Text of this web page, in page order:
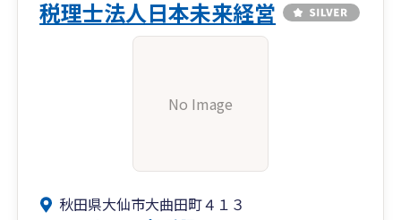
税理士法人日本未来経営
No Image
秋田県大仙市大曲田町４１３